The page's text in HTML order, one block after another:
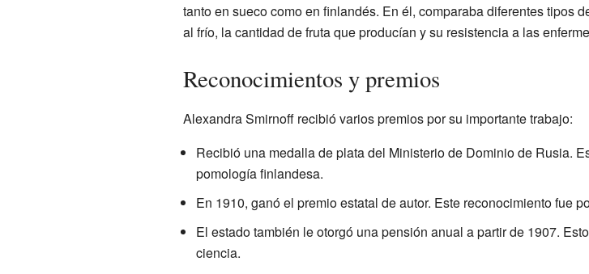
tanto en sueco como en finlandés. En él, comparaba diferentes tipos
al frío, la cantidad de fruta que producían y su resistencia a las
Reconocimientos y premios
Alexandra Smirnoff recibió varios premios por su importante trabajo:
Recibió una medalla de plata del Ministerio de Dominio de Rusia.
pomología finlandesa.
En 1910, ganó el premio estatal de autor. Este reconocimiento fue
El estado también le otorgó una pensión anual a partir de 1907.
ciencia.